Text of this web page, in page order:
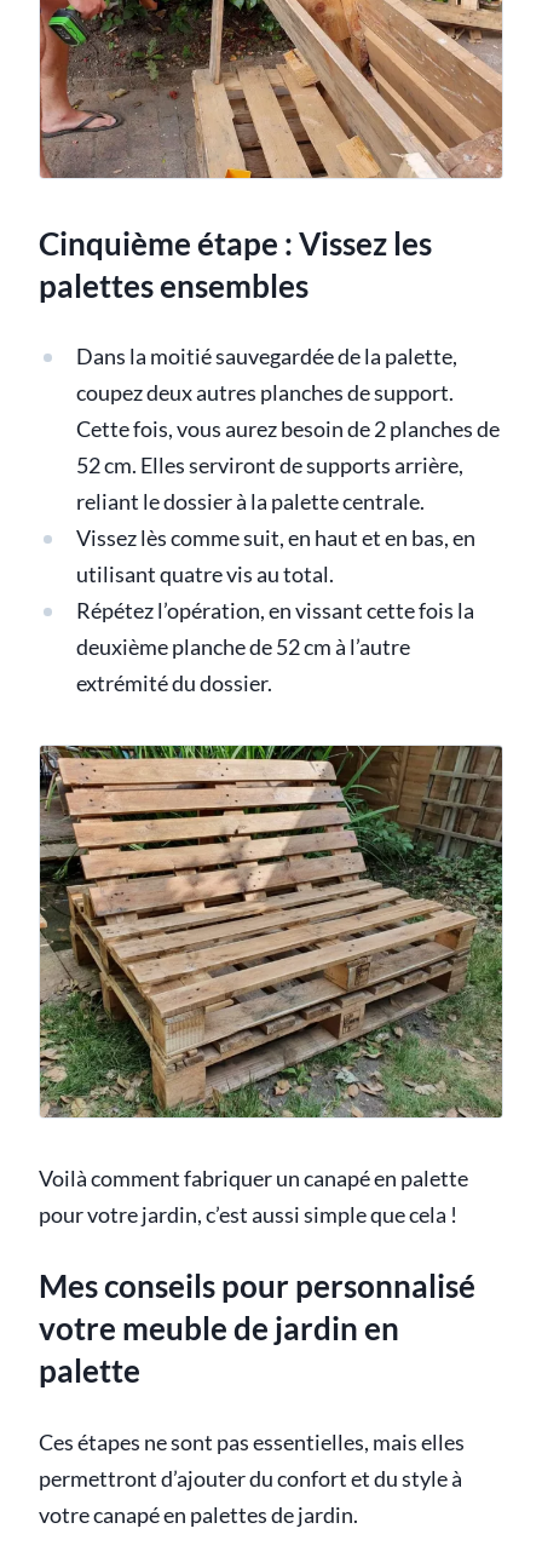
Cinquième étape : Vissez les
palettes ensembles
Dans la moitié sauvegardée de la palette,
coupez deux autres planches de support.
Cette fois, vous aurez besoin de 2 planches de
52 cm. Elles serviront de supports arrière,
reliant le dossier à la palette centrale.
Vissez lès comme suit, en haut et en bas, en
utilisant quatre vis au total.
Répétez l’opération, en vissant cette fois la
deuxième planche de 52 cm à l’autre
extrémité du dossier.
Voilà comment fabriquer un canapé en palette
pour votre jardin, c’est aussi simple que cela !
Mes conseils pour personnalisé
votre meuble de jardin en
palette
Ces étapes ne sont pas essentielles, mais elles
permettront d’ajouter du confort et du style à
votre canapé en palettes de jardin.